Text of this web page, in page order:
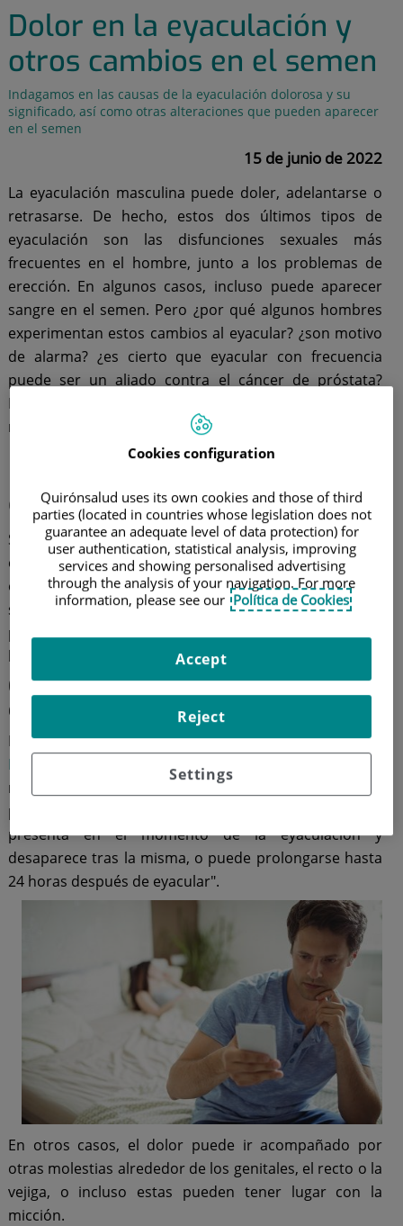
Dolor en la eyaculación y
otros cambios en el semen
Indagamos en las causas de la eyaculación dolorosa y su
significado, así como otras alteraciones que pueden aparecer
en el semen
15 de junio de 2022
La eyaculación masculina puede doler, adelantarse o
retrasarse. De hecho, estos dos últimos tipos de
eyaculación son las disfunciones sexuales más
frecuentes en el hombre, junto a los problemas de
erección. En algunos casos, incluso puede aparecer
sangre en el semen. Pero ¿por qué algunos hombres
experimentan estos cambios al eyacular? ¿son motivo
de alarma? ¿es cierto que eyacular con frecuencia
puede ser un aliado contra el cáncer de próstata?
Resolvemos estas curiosidades sobre la eyaculación
masculina.
Eyaculación dolorosa: por qué
ocurre
Se estima que hasta el 10% de los varones pueden
experimentar, en algún momento de su vida, dolor u
otra molestia al eyacular. Esto suele provocar la
sensación de que el orgasmo ya no es el mismo, lo que
puede acabar generando temor, frustración y
limitación de las relaciones sexuales.
Cómo y cuándo surge el dolor al
eyacular
El doctorFrancois Peinado Ibarra, jefe deUrologíadel
Hospital Universitario Ruber Juan Bravo
responde que "la eyaculación dolorosa puede
presentarse de varias formas: el dolor solo se
presenta en el momento de la eyaculación y
desaparece tras la misma, o puede prolongarse hasta
24 horas después de eyacular".
En otros casos, el dolor puede ir acompañado por
otras molestias alrededor de los genitales, el recto o la
vejiga, o incluso estas pueden tener lugar con la
micción.
Cookies configuration
Quirónsalud uses its own cookies and those of third
parties (located in countries whose legislation does not
guarantee an adequate level of data protection) for
user authentication, statistical analysis, improving
services and showing personalised advertising
through the analysis of your navigation. For more
information, please see our Política de Cookies
Settings
Reject
Accept